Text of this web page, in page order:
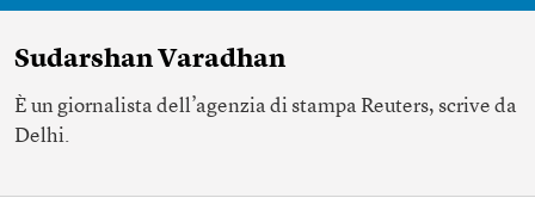
Sudarshan Varadhan
È un giornalista dell’agenzia di stampa Reuters, scrive da
Delhi.